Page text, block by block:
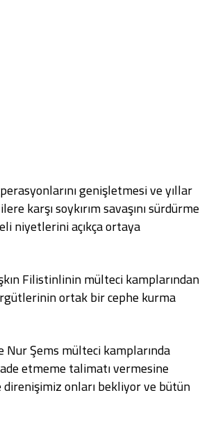
genişletmesi ve yıllar
karşı soykırım savaşını sürdürme
niyetlerini açıkça ortaya
Filistinlinin mülteci kamplarından
ortak bir cephe kurma
Nur Şems mülteci kamplarında
etmeme talimatı vermesine
direnişimiz onları bekliyor ve bütün